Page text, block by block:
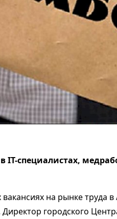
IT-специалистах,
на рынке труда
городского